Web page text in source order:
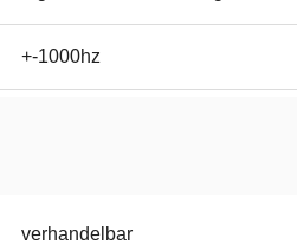
+-1000hz
verhandelbar